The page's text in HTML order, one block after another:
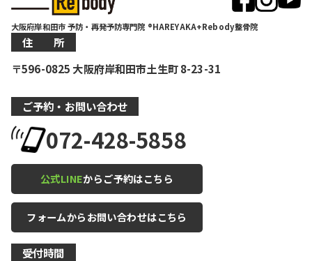
大阪府岸和田市 予防・再発予防専門院 ®HAREYAKA+Rebody整骨院
住 所
〒596-0825 大阪府岸和田市土生町 8-23-31
ご予約・お問い合わせ
072-428-5858
公式LINEからご予約はこちら
フォームからお問い合わせはこちら
受付時間